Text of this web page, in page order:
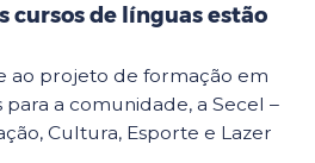
cursos de línguas estão
ao projeto de formação em
a comunidade, a Secel –
Cultura, Esporte e Lazer